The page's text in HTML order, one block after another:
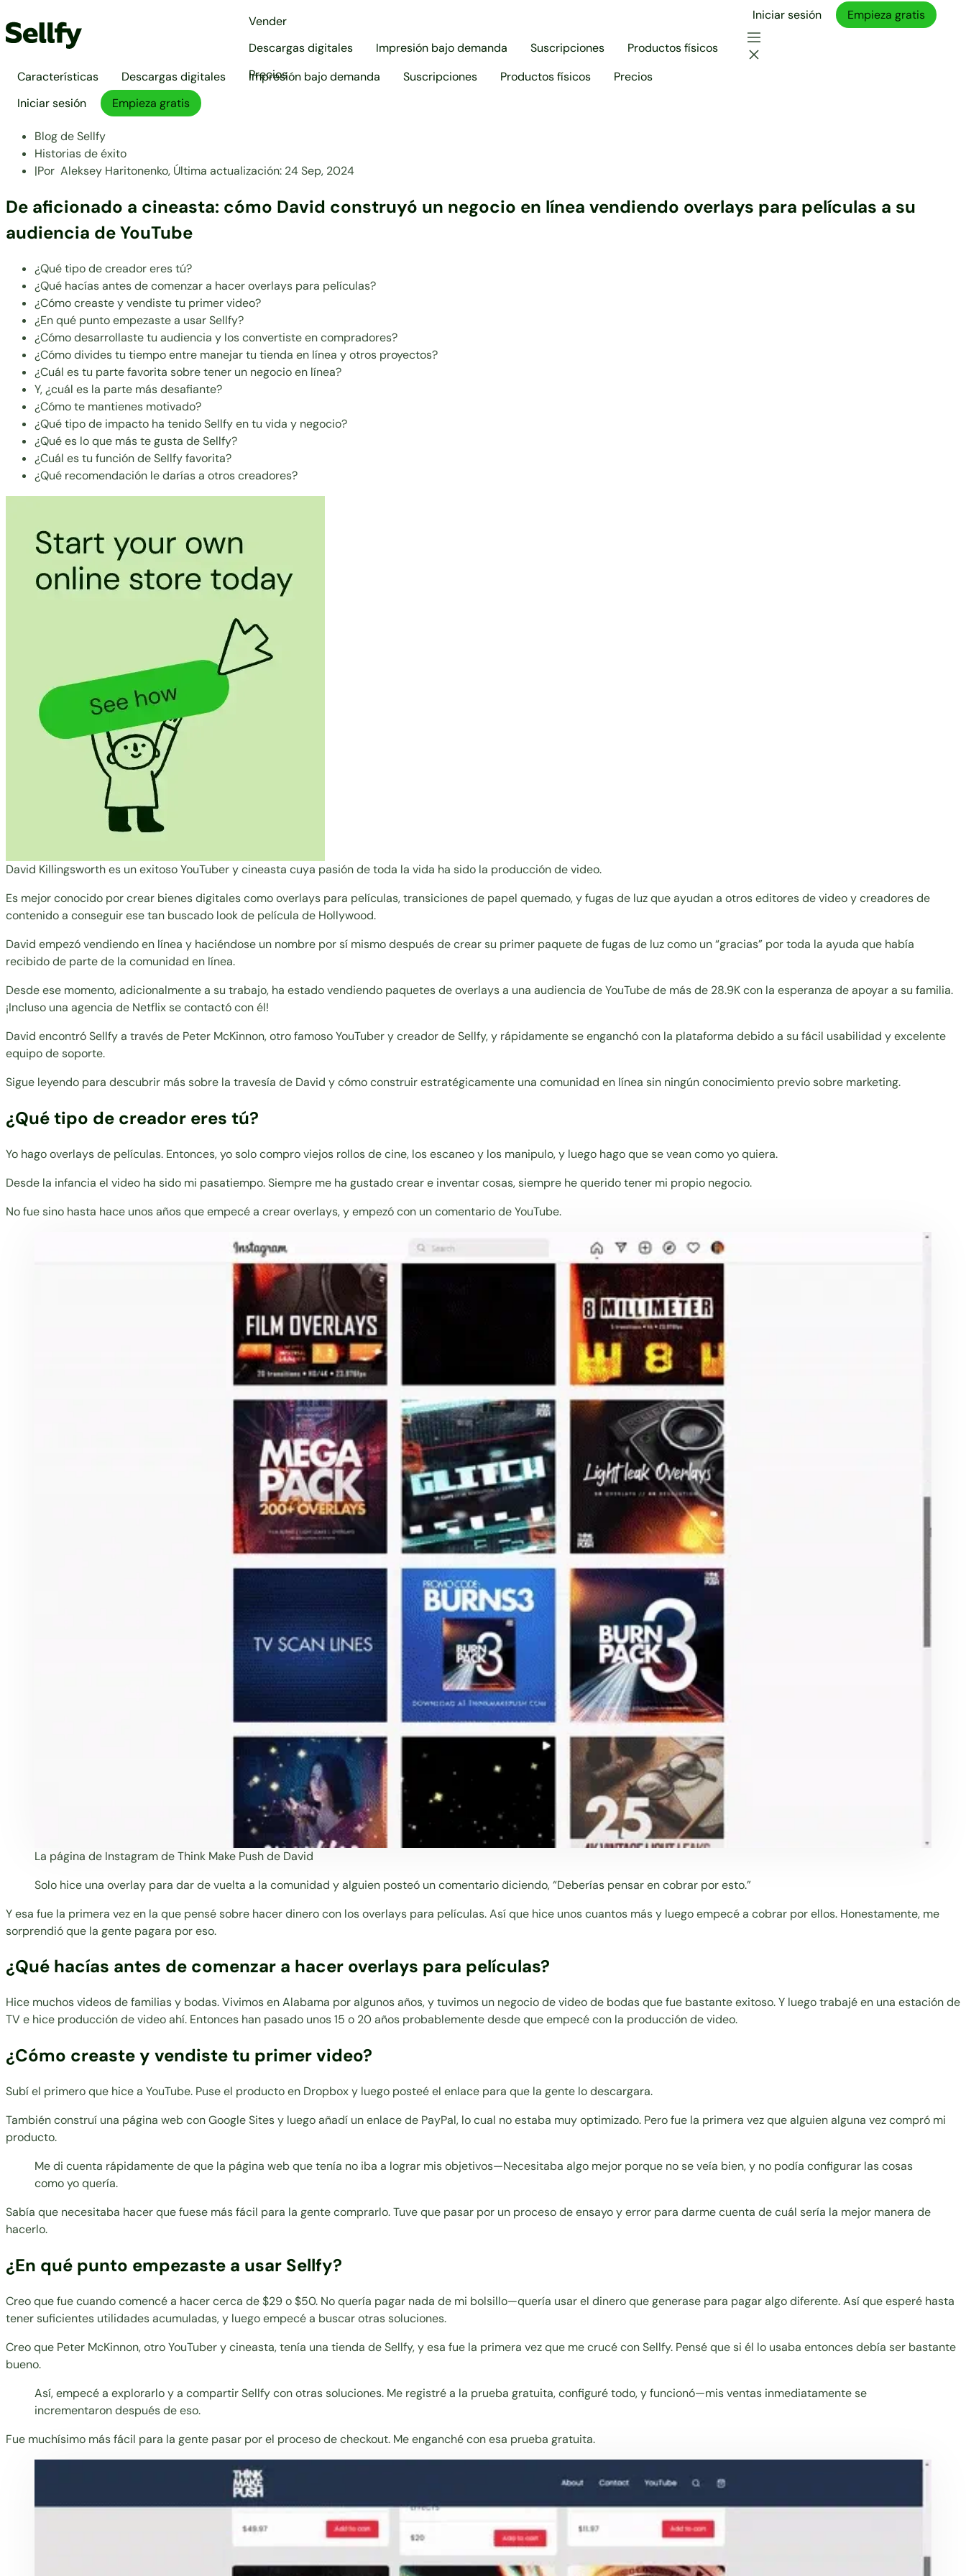
Vender
Descargas digitales
Impresión bajo demanda Suscripciones
Productos físicos
Precios
Iniciar sesión Empieza gratis
Características Descargas digitales Impresión bajo demanda Suscripciones Productos físicos
Precios
Iniciar sesión
Empieza gratis
Blog de Sellfy
Historias de éxito
|Por Aleksey Haritonenko, Última actualización: 24 Sep, 2024
De aficionado a cineasta: cómo David construyó un negocio en línea vendiendo overlays para películas a su
audiencia de YouTube
¿Qué tipo de creador eres tú?
¿Qué hacías antes de comenzar a hacer overlays para películas?
¿Cómo creaste y vendiste tu primer video?
¿En qué punto empezaste a usar Sellfy?
¿Cómo desarrollaste tu audiencia y los convertiste en compradores?
¿Cómo divides tu tiempo entre manejar tu tienda en línea y otros proyectos?
¿Cuál es tu parte favorita sobre tener un negocio en línea?
Y, ¿cuál es la parte más desafiante?
¿Cómo te mantienes motivado?
¿Qué tipo de impacto ha tenido Sellfy en tu vida y negocio?
¿Qué es lo que más te gusta de Sellfy?
¿Cuál es tu función de Sellfy favorita?
¿Qué recomendación le darías a otros creadores?
David Killingsworth es un exitoso YouTuber y cineasta cuya pasión de toda la vida ha sido la producción de video.
Es mejor conocido por crear bienes digitales como overlays para películas, transiciones de papel quemado, y fugas de luz que ayudan a otros editores de video y creadores de
contenido a conseguir ese tan buscado look de película de Hollywood.
David empezó vendiendo en línea y haciéndose un nombre por sí mismo después de crear su primer paquete de fugas de luz como un “gracias” por toda la ayuda que había
recibido de parte de la comunidad en línea.
Desde ese momento, adicionalmente a su trabajo, ha estado vendiendo paquetes de overlays a una audiencia de YouTube de más de 28.9K con la esperanza de apoyar a su familia.
¡Incluso una agencia de Netflix se contactó con él!
David encontró Sellfy a través de Peter McKinnon, otro famoso YouTuber y creador de Sellfy, y rápidamente se enganchó con la plataforma debido a su fácil usabilidad y excelente
equipo de soporte.
Sigue leyendo para descubrir más sobre la travesía de David y cómo construir estratégicamente una comunidad en línea sin ningún conocimiento previo sobre marketing.
¿Qué tipo de creador eres tú?
Yo hago overlays de películas. Entonces, yo solo compro viejos rollos de cine, los escaneo y los manipulo, y luego hago que se vean como yo quiera.
Desde la infancia el video ha sido mi pasatiempo. Siempre me ha gustado crear e inventar cosas, siempre he querido tener mi propio negocio.
No fue sino hasta hace unos años que empecé a crear overlays, y empezó con un comentario de YouTube.
La página de Instagram de Think Make Push de David
Solo hice una overlay para dar de vuelta a la comunidad y alguien posteó un comentario diciendo, “Deberías pensar en cobrar por esto.”
Y esa fue la primera vez en la que pensé sobre hacer dinero con los overlays para películas. Así que hice unos cuantos más y luego empecé a cobrar por ellos. Honestamente, me
sorprendió que la gente pagara por eso.
¿Qué hacías antes de comenzar a hacer overlays para películas?
Hice muchos videos de familias y bodas. Vivimos en Alabama por algunos años, y tuvimos un negocio de video de bodas que fue bastante exitoso. Y luego trabajé en una estación de
TV e hice producción de video ahí. Entonces han pasado unos 15 o 20 años probablemente desde que empecé con la producción de video.
¿Cómo creaste y vendiste tu primer video?
Subí el primero que hice a YouTube. Puse el producto en Dropbox y luego posteé el enlace para que la gente lo descargara.
También construí una página web con Google Sites y luego añadí un enlace de PayPal, lo cual no estaba muy optimizado. Pero fue la primera vez que alguien alguna vez compró mi
producto.
Me di cuenta rápidamente de que la página web que tenía no iba a lograr mis objetivos—Necesitaba algo mejor porque no se veía bien, y no podía configurar las cosas
como yo quería.
Sabía que necesitaba hacer que fuese más fácil para la gente comprarlo. Tuve que pasar por un proceso de ensayo y error para darme cuenta de cuál sería la mejor manera de
hacerlo.
¿En qué punto empezaste a usar Sellfy?
Creo que fue cuando comencé a hacer cerca de $29 o $50. No quería pagar nada de mi bolsillo—quería usar el dinero que generase para pagar algo diferente. Así que esperé hasta
tener suficientes utilidades acumuladas, y luego empecé a buscar otras soluciones.
Creo que Peter McKinnon, otro YouTuber y cineasta, tenía una tienda de Sellfy, y esa fue la primera vez que me crucé con Sellfy. Pensé que si él lo usaba entonces debía ser bastante
bueno.
Así, empecé a explorarlo y a compartir Sellfy con otras soluciones. Me registré a la prueba gratuita, configuré todo, y funcionó—mis ventas inmediatamente se
incrementaron después de eso.
Fue muchísimo más fácil para la gente pasar por el proceso de checkout. Me enganché con esa prueba gratuita.